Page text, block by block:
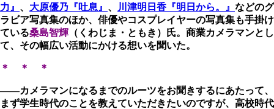
力』 、 大原優乃『吐息』 、 川津明日香『明日から。』 などのグ
ラビア写真集のほか、俳優やコスプレイヤーの写真集も手掛け
ている桑島智輝 （くわじま・ともき）
氏。商業カメラマンとし
て、その幅広い活動にかける想いを聞いた。
＊ ＊ ＊
――カメラマンになるまでのルーツをお聞きするにあたって、
まず学生時代のことを教えていただきたいのですが、高校時代